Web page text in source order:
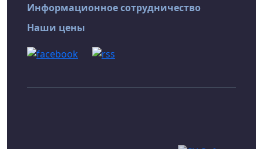
Информационное сотрудничество
Наши цены